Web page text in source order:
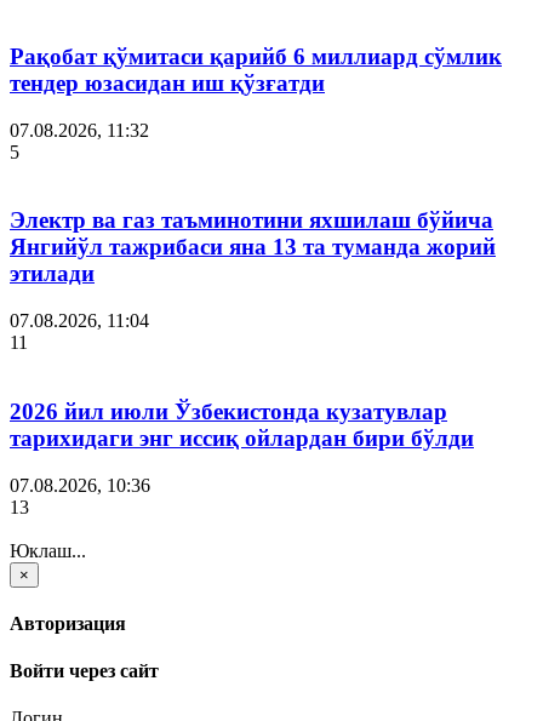
Рақобат қўмитаси қарийб 6 миллиард сўмлик
тендер юзасидан иш қўзғатди
07.08.2026, 11:32
5
Электр ва газ таъминотини яхшилаш бўйича
Янгийўл тажрибаси яна 13 та туманда жорий
этилади
07.08.2026, 11:04
11
2026 йил июли Ўзбекистонда кузатувлар
тарихидаги энг иссиқ ойлардан бири бўлди
07.08.2026, 10:36
13
Юклаш...
×
Авторизация
Войти через сайт